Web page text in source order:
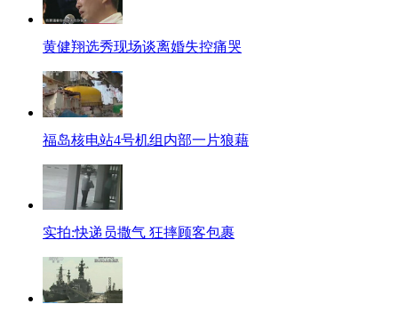
黄健翔选秀现场谈离婚失控痛哭
福岛核电站4号机组内部一片狼藉
实拍:快递员撒气 狂摔顾客包裹